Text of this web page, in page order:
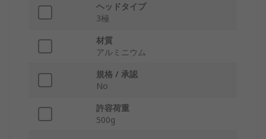
ヘッドタイプ
3極
材質
アルミニウム
規格 / 承認
No
許容荷重
500g